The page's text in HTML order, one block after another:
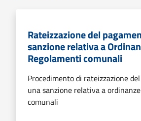
Rateizzazione del
sanzione relativa a
Regolamenti comunali
Procedimento di rateizzazione
una sanzione relativa a
comunali